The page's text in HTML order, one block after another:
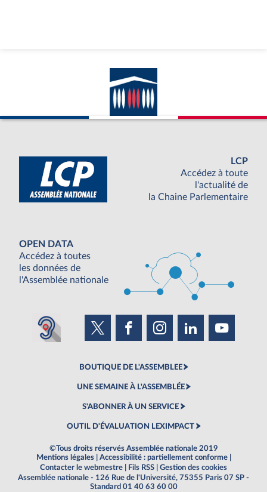
LCP
Accédez à toute
l'actualité de
la Chaine Parlementaire
OPEN DATA
Accédez à toutes
les données de
l'Assemblée nationale
BOUTIQUE DE L'ASSEMBLEE
UNE SEMAINE À L'ASSEMBLÉE
S'ABONNER À UN SERVICE
OUTIL D'ÉVALUATION LEXIMPACT
©Tous droits réservés Assemblée nationale 2019
Mentions légales
Accessibilité : partiellement conforme
Contacter le webmestre
Fils RSS
Gestion des cookies
Assemblée nationale - 126 Rue de l'Université, 75355 Paris 07 SP -
Standard 01 40 63 60 00